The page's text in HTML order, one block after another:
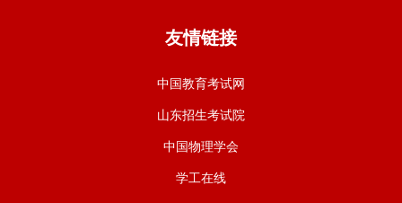
友情链接
中国教育考试网
山东招生考试院
中国物理学会
学工在线